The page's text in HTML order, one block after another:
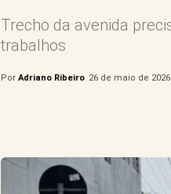
Trecho da avenida
trabalhos
Por Adriano Ribeiro 26 de maio de 2026